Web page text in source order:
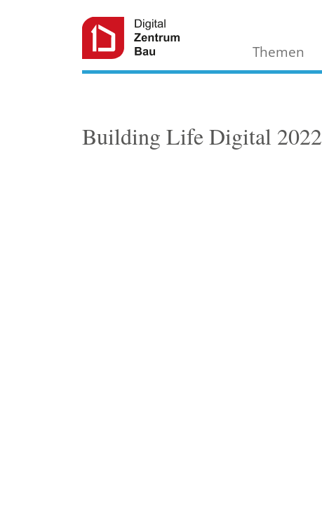
Themen
Building Life Digital 2022